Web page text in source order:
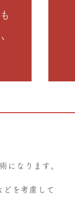
になります。
を考慮して